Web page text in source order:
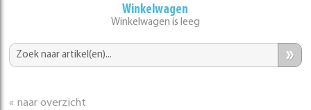
Winkelwagen
Winkelwagen is leeg
»
« naar overzicht